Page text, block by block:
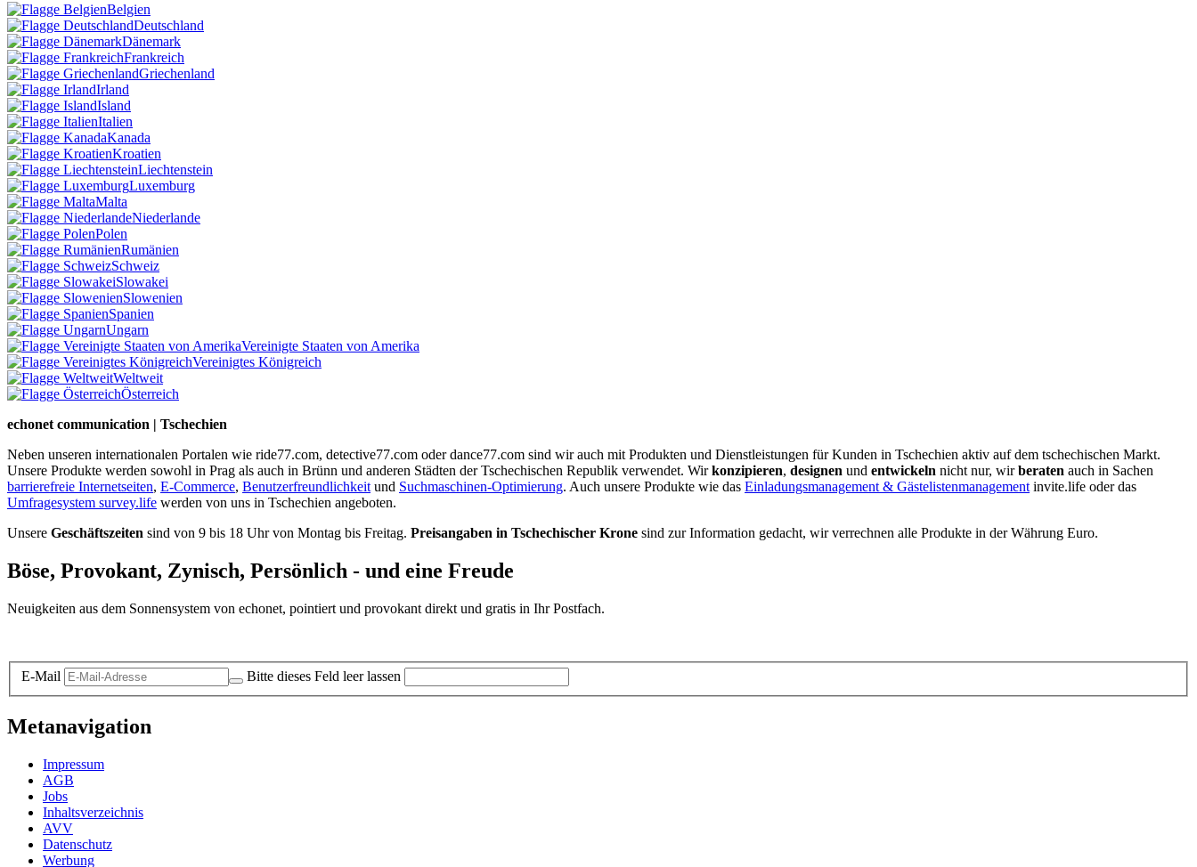
Belgien
Deutschland
Dänemark
Frankreich
Griechenland
Irland
Island
Italien
Kanada
Kroatien
Liechtenstein
Luxemburg
Malta
Niederlande
Polen
Rumänien
Schweiz
Slowakei
Slowenien
Spanien
Ungarn
Vereinigte Staaten von Amerika
Vereinigtes Königreich
Weltweit
Österreich
echonet communication | Tschechien
Neben unseren internationalen Portalen wie ride77.com, detective77.com oder dance77.com sind wir auch mit Produkten und Dienstleistungen für Kunden in Tschechien aktiv auf dem tschechischen Markt.
Unsere Produkte werden sowohl in Prag als auch in Brünn und anderen Städten der Tschechischen Republik verwendet. Wirkonzipieren, designen und entwickeln nicht nur, wirberaten auch in Sachen
barrierefreie Internetseiten, E-Commerce, Benutzerfreundlichkeit und Suchmaschinen-Optimierung. Auch unsere Produkte wie das Einladungsmanagement & Gästelistenmanagement invite.life oder das
Umfragesystem survey.life werden von uns in Tschechien angeboten.
Unsere Geschäftszeiten sind von 9 bis 18 Uhr von Montag bis Freitag. Preisangaben in Tschechischer Krone sind zur Information gedacht, wir verrechnen alle Produkte in der Währung Euro.
Böse, Provokant, Zynisch, Persönlich - und eine Freude
Neuigkeiten aus dem Sonnensystem von echonet, pointiert und provokant direkt und gratis in Ihr Postfach.
E-Mail Bitte dieses Feld leer lassen
Metanavigation
Impressum
AGB
Jobs
Inhaltsverzeichnis
AVV
Datenschutz
Werbung